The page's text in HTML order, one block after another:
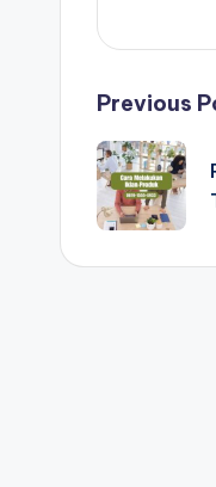
Post
Previous